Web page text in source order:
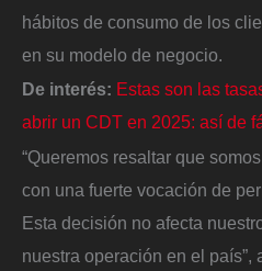
hábitos de consumo de los
en su modelo de negocio.
De interés: Estas son las
abrir un CDT en 2025: así de
“Queremos resaltar que
con una fuerte vocación de
Esta decisión no afecta
nuestra operación en el país”,